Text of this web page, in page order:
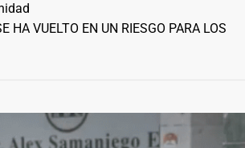
HA VUELTO EN UN RIESGO PARA LOS